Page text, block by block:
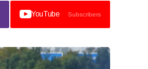
YouTube Subscribers